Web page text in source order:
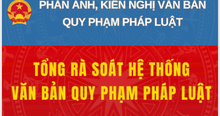
Quyết liệt tháo gỡ vướng mắc, đẩy
nhanh tiến độ các dự án trọng điểm
trong Khu kinh tế Nam Phú Yên
tồn biển
Lấy ý kiến điều chỉnh Quy hoạch tỉnh
Đắk Lắk thời kỳ 2021-2030, tầm nhìn
đến năm 2050
Phát động chiến dịch 30 ngày đêm
giải phóng mặt bằng Tuyến đường bộ
ven biển